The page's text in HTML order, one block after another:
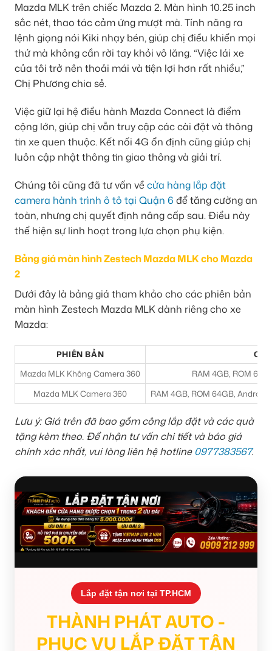
Mazda MLK trên chiếc Mazda 2. Màn hình 10.25 inch
sắc nét, thao tác cảm ứng mượt mà. Tính năng ra
lệnh giọng nói Kiki nhạy bén, giúp chị điều khiển mọi
thứ mà không cần rời tay khỏi vô lăng. “Việc lái xe
của tôi trở nên thoải mái và tiện lợi hơn rất nhiều,”
Chị Phương chia sẻ.
Việc giữ lại hệ điều hành Mazda Connect là điểm
cộng lớn, giúp chị vẫn truy cập các cài đặt và thông
tin xe quen thuộc. Kết nối 4G ổn định cũng giúp chị
luôn cập nhật thông tin giao thông và giải trí.
Chúng tôi cũng đã tư vấn về cửa hàng lắp đặt
camera hành trình ô tô tại Quận 6 để tăng cường an
toàn, nhưng chị quyết định nâng cấp sau. Điều này
thể hiện sự linh hoạt trong lựa chọn phụ kiện.
Bảng giá màn hình Zestech Mazda MLK cho Mazda
2
Dưới đây là bảng giá tham khảo cho các phiên bản
màn hình Zestech Mazda MLK dành riêng cho xe
Mazda:
PHIÊN BẢN
Mazda MLK Không Camera 360
RAM 4GB, ROM
Mazda MLK Camera 360
RAM 4GB, ROM 64GB, Android
Lưu ý: Giá trên đã bao gồm công lắp đặt và các quà
tặng kèm theo. Để nhận tư vấn chi tiết và báo giá
chính xác nhất, vui lòng liên hệ hotline 0977383567.
Lắp đặt tận nơi tại TP.HCM
THÀNH PHÁT AUTO -
PHỤC VỤ LẮP ĐẶT TẬN